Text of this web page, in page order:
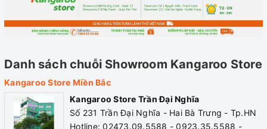
Danh sách chuỗi Showroom Kangaroo Store
Kangaroo Store Miền Bắc
Kangaroo Store Trần Đại Nghĩa
Số 231 Trần Đại Nghĩa - Hai Bà Trưng - Tp.HN
Hotline: 02473.09.5588 - 0923.35.5588 -